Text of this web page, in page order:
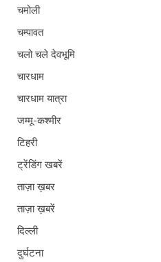
चमोली
चम्पावत
चलो चले देवभूमि
चारधाम
चारधाम यात्रा
जम्मू-कश्मीर
टिहरी
ट्रेंडिंग खबरें
ताज़ा ख़बर
ताज़ा ख़बरें
दिल्ली
दुर्घटना